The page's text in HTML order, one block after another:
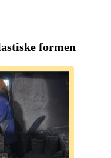
formen